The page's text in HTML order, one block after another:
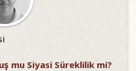
mu Siyasi Süreklilik mi?